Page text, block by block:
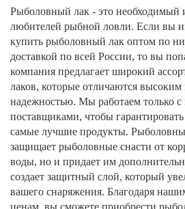
Рыболовный лак - это необходимый
любителей рыбной ловли. Если вы
купить рыболовный лак оптом по
доставкой по всей России, то вы
компания предлагает широкий
лаков, которые отличаются высоким
надежностью. Мы работаем только
поставщиками, чтобы
самые лучшие продукты.
защищает рыболовные снасти от
воды, но и придает им
создает защитный слой, который
вашего снаряжения. Благодаря